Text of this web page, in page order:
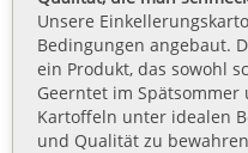
Unsere
Bedingungen angebaut.
ein Produkt, das sowohl
Geerntet im
Kartoffeln unter idealen
und Qualität zu